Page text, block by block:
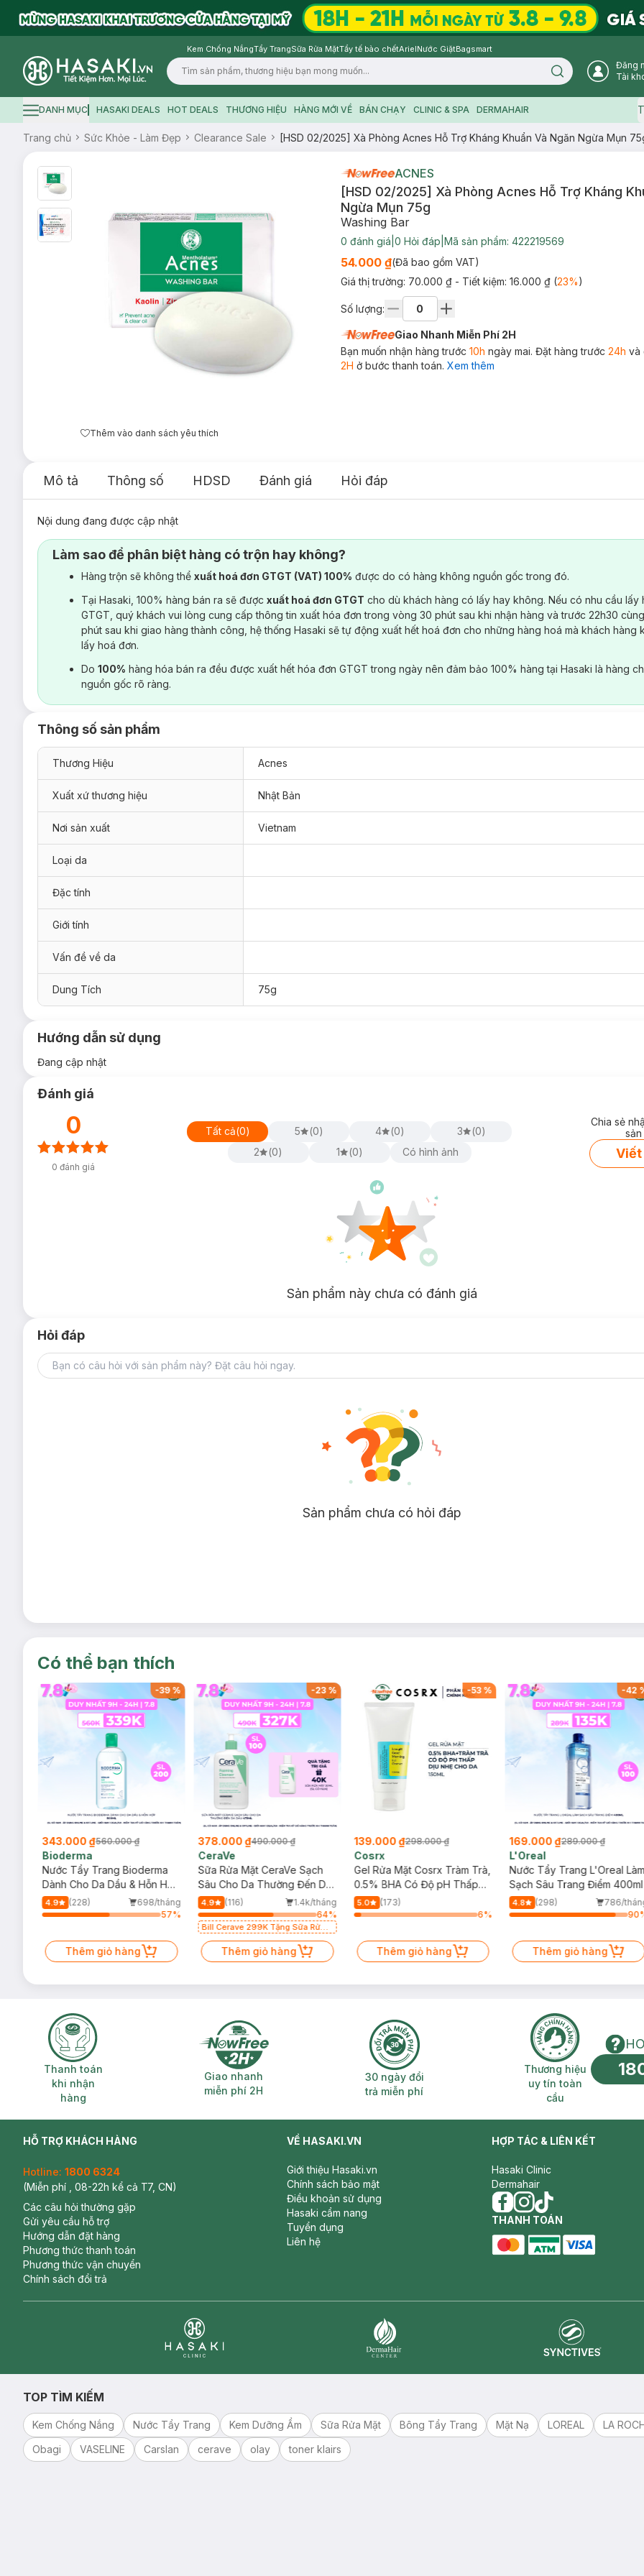
Kem Chống NắngTẩy TrangSữa Rửa MặtTẩy tế bào chếtArielNước GiặtBagsmart
Logo
Search icon
Đăng
Tài
Hamburger icon
DANH MỤC HASAKI DEALS HOT DEALS THƯƠNG HIỆU HÀNG MỚI VỀ BÁN CHẠY CLINIC & SPA DERMAHAIR
Trang chủ Sức Khỏe - Làm Đẹp Clearance Sale [HSD 02/2025] Xà Phòng Acnes Hỗ Trợ Kháng Khuẩn Và Ngăn Ngừa Mụn
Thêm vào danh sách yêu thích
ACNES
[HSD 02/2025] Xà Phòng Acnes Hỗ Trợ Kháng
Ngừa Mụn 75g
Washing Bar
0 đánh giá 0 Hỏi đáp Mã sản phẩm: 422219569
54.000 ₫(Đã bao gồm VAT)
Giá thị trường: 70.000 ₫ - Tiết kiệm: 16.000 ₫(23%)
Số lượng:
Giao Nhanh Miễn Phí 2H
Bạn muốn nhận hàng trước 10h ngày mai. Đặt hàng trước 24h và
2H ở bước thanh toán. Xem thêm
Mô tả Thông số HDSD Đánh giá Hỏi đáp
Nội dung đang được cập nhật
Làm sao để phân biệt hàng có trộn hay không?
Hàng trộn sẽ không thể xuất hoá đơn GTGT (VAT) 100% được do có hàng không nguồn gốc trong đó.
Tại Hasaki, 100% hàng bán ra sẽ được xuất hoá đơn GTGT cho dù khách hàng có lấy hay không. Nếu có nhu cầu lấy
GTGT, quý khách vui lòng cung cấp thông tin xuất hóa đơn trong vòng 30 phút sau khi nhận hàng và trước 22h30
phút sau khi giao hàng thành công, hệ thống Hasaki sẽ tự động xuất hết hoá đơn cho những hàng hoá mà khách hàng
lấy hoá đơn.
Do 100% hàng hóa bán ra đều được xuất hết hóa đơn GTGT trong ngày nên đảm bảo 100% hàng tại Hasaki là hàng
nguồn gốc rõ ràng.
Thông số sản phẩm
Thương Hiệu Acnes
Xuất xứ thương hiệu Nhật Bản
Nơi sản xuất Vietnam
Loại da
Đặc tính
Giới tính
Vấn đề về da
Dung Tích 75g
Hướng dẫn sử dụng
Đang cập nhật
Đánh giá
0
0 đánh giá
Tất cả(0) 5 (0) 4 (0) 3 (0)
2
(0) 1 (0) Có hình ảnh
Chia sẻ
Viết
Sản phẩm này chưa có đánh giá
Hỏi đáp
Sản phẩm chưa có hỏi đáp
Có thể bạn thích
-39%
343.000 ₫560.000 ₫
Bioderma
Nước Tẩy Trang Bioderma
Dành Cho Da Dầu & Hỗn Hợp
500ml
4.9 (228)
698/tháng
57%
Thêm giỏ hàng
-23%
378.000 ₫490.000 ₫
CeraVe
Sữa Rửa Mặt CeraVe Sạch
Sâu Cho Da Thường Đến Da
Dầu 473ml
4.9 (116)
1.4k/tháng
64%
Bill Cerave 299K Tặng Sữa Rửa
Mặt Cerave 30ml (SL có hạn)
Thêm giỏ hàng
-53%
139.000 ₫298.000 ₫
Cosrx
Gel Rửa Mặt Cosrx Tràm Trà,
0.5% BHA Có Độ pH Thấp
150ml
5.0
(173)
6%
Thêm giỏ hàng
-42
169.000 ₫289.000 ₫
L'Oreal
Nước Tẩy Trang L'Oreal Làm
Sạch Sâu Trang Điểm 400ml
4.8 (298)
786/
90
Thêm giỏ hàng
Thanh toán khi nhận hàng
Thanh toán
khi nhận
hàng
Giao nhanh miễn phí 2H
Giao nhanh
miễn phí 2H
30 ngày đổi trả miễn phí
30 ngày đổi
trả miễn phí
Thương hiệu uy
Thương hiệu
uy tín toàn
cầu
HỖ TRỢ KHÁCH HÀNG
Hotline: 1800 6324
(Miễn phí , 08-22h kể cả T7, CN)
Các câu hỏi thường gặp
Gửi yêu cầu hỗ trợ
Hướng dẫn đặt hàng
Phương thức thanh toán
Phương thức vận chuyển
Chính sách đổi trả
VỀ HASAKI.VN
Giới thiệu Hasaki.vn
Chính sách bảo mật
Điều khoản sử dụng
Hasaki cẩm nang
Tuyển dụng
Liên hệ
HỢP TÁC & LIÊN KẾT
Hasaki Clinic
Dermahair
facebook
instagram
tiktok
THANH TOÁN
TOP TÌM KIẾM
Kem Chống Nắng Nước Tẩy Trang Kem Dưỡng Ẩm Sữa Rửa Mặt Bông Tẩy Trang Mặt Nạ LOREAL LA
Obagi
VASELINE Carslan cerave olay toner klairs